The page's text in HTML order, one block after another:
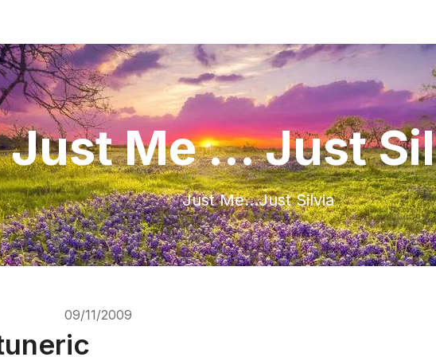
Just Me ... Just
Just Me…Just Silvia
09/11/2009